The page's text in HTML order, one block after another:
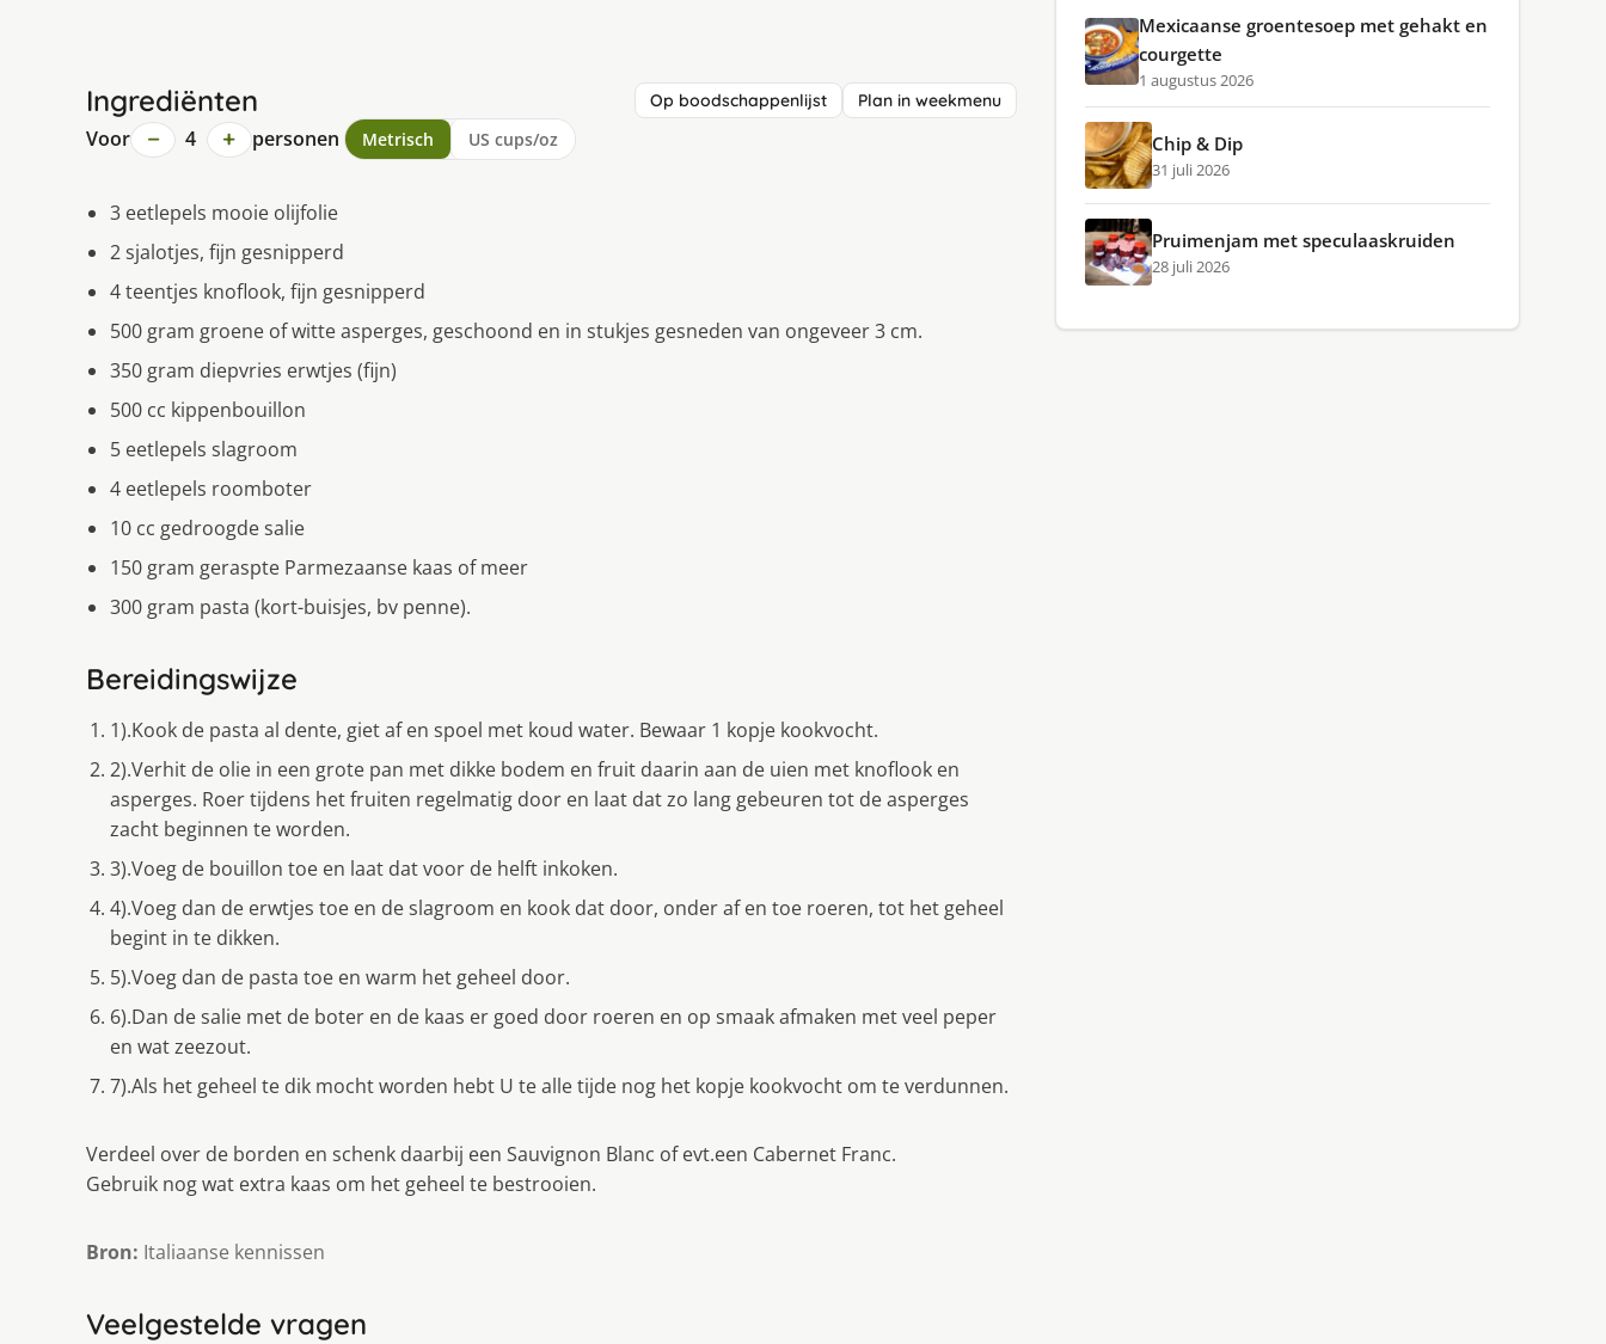
Ingrediënten Op boodschappenlijst Plan in weekmenu
Voor − 4 + personen Metrisch US cups/oz
3 eetlepels mooie olijfolie
2 sjalotjes, fijn gesnipperd
4 teentjes knoflook, fijn gesnipperd
500 gram groene of witte asperges, geschoond en in stukjes gesneden van ongeveer 3 cm.
350 gram diepvries erwtjes (fijn)
500 cc kippenbouillon
5 eetlepels slagroom
4 eetlepels roomboter
10 cc gedroogde salie
150 gram geraspte Parmezaanse kaas of meer
300 gram pasta (kort-buisjes, bv penne).
Bereidingswijze
1).Kook de pasta al dente, giet af en spoel met koud water. Bewaar 1 kopje kookvocht.
2).Verhit de olie in een grote pan met dikke bodem en fruit daarin aan de uien met knoflook en
asperges. Roer tijdens het fruiten regelmatig door en laat dat zo lang gebeuren tot de asperges
zacht beginnen te worden.
3).Voeg de bouillon toe en laat dat voor de helft inkoken.
4).Voeg dan de erwtjes toe en de slagroom en kook dat door, onder af en toe roeren, tot het geheel
begint in te dikken.
5).Voeg dan de pasta toe en warm het geheel door.
6).Dan de salie met de boter en de kaas er goed door roeren en op smaak afmaken met veel peper
en wat zeezout.
7).Als het geheel te dik mocht worden hebt U te alle tijde nog het kopje kookvocht om te verdunnen.
Verdeel over de borden en schenk daarbij een Sauvignon Blanc of evt.een Cabernet Franc.
Gebruik nog wat extra kaas om het geheel te bestrooien.
Bron: Italiaanse kennissen
Veelgestelde vragen
Mexicaanse groentesoep met gehakt en
courgette
1 augustus 2026
Chip & Dip
31 juli 2026
Pruimenjam met speculaaskruiden
28 juli 2026